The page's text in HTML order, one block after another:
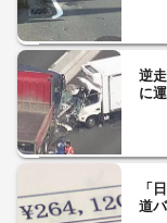
逆
に
「
道